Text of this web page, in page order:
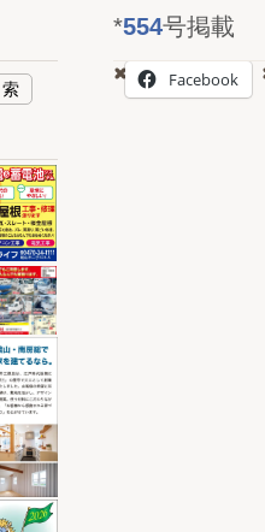
*554号掲載
Facebook